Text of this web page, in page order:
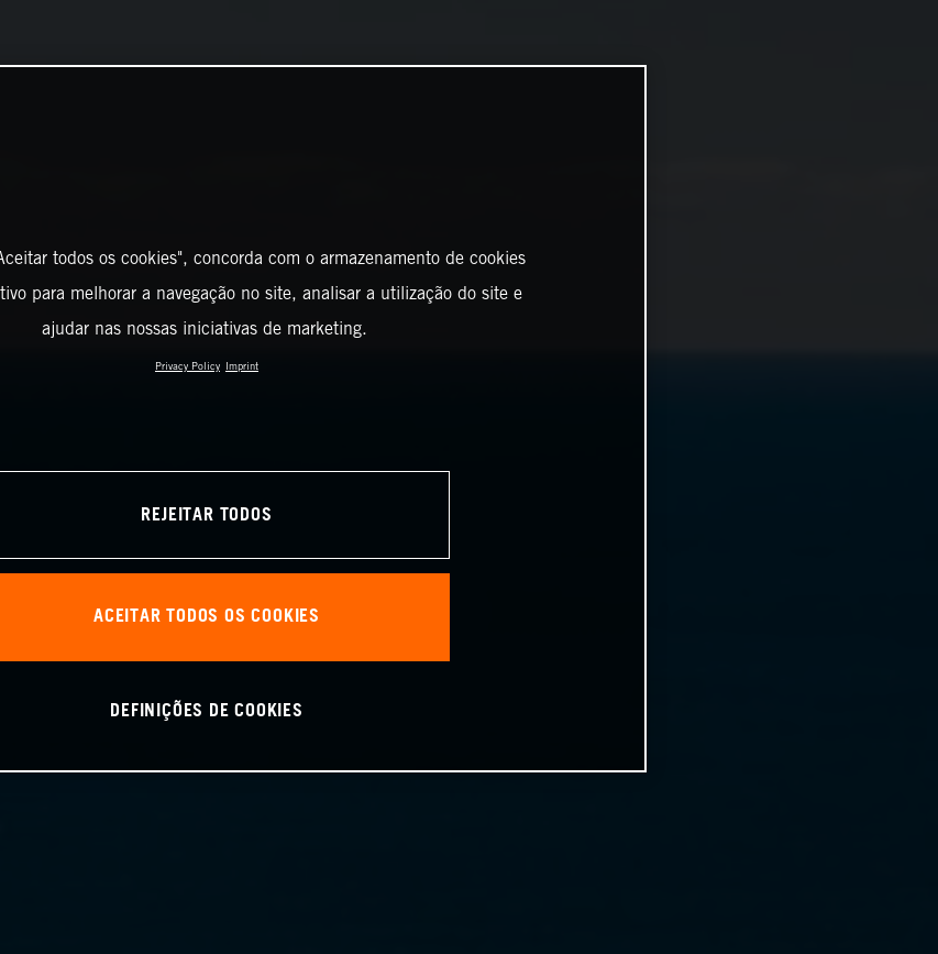
todos os cookies", concorda com o armazenamento de cookies
para melhorar a navegação no site, analisar a utilização do site e
ajudar nas nossas iniciativas de marketing.
Privacy Policy Imprint
REJEITAR TODOS
ACEITAR TODOS OS COOKIES
DEFINIÇÕES DE COOKIES